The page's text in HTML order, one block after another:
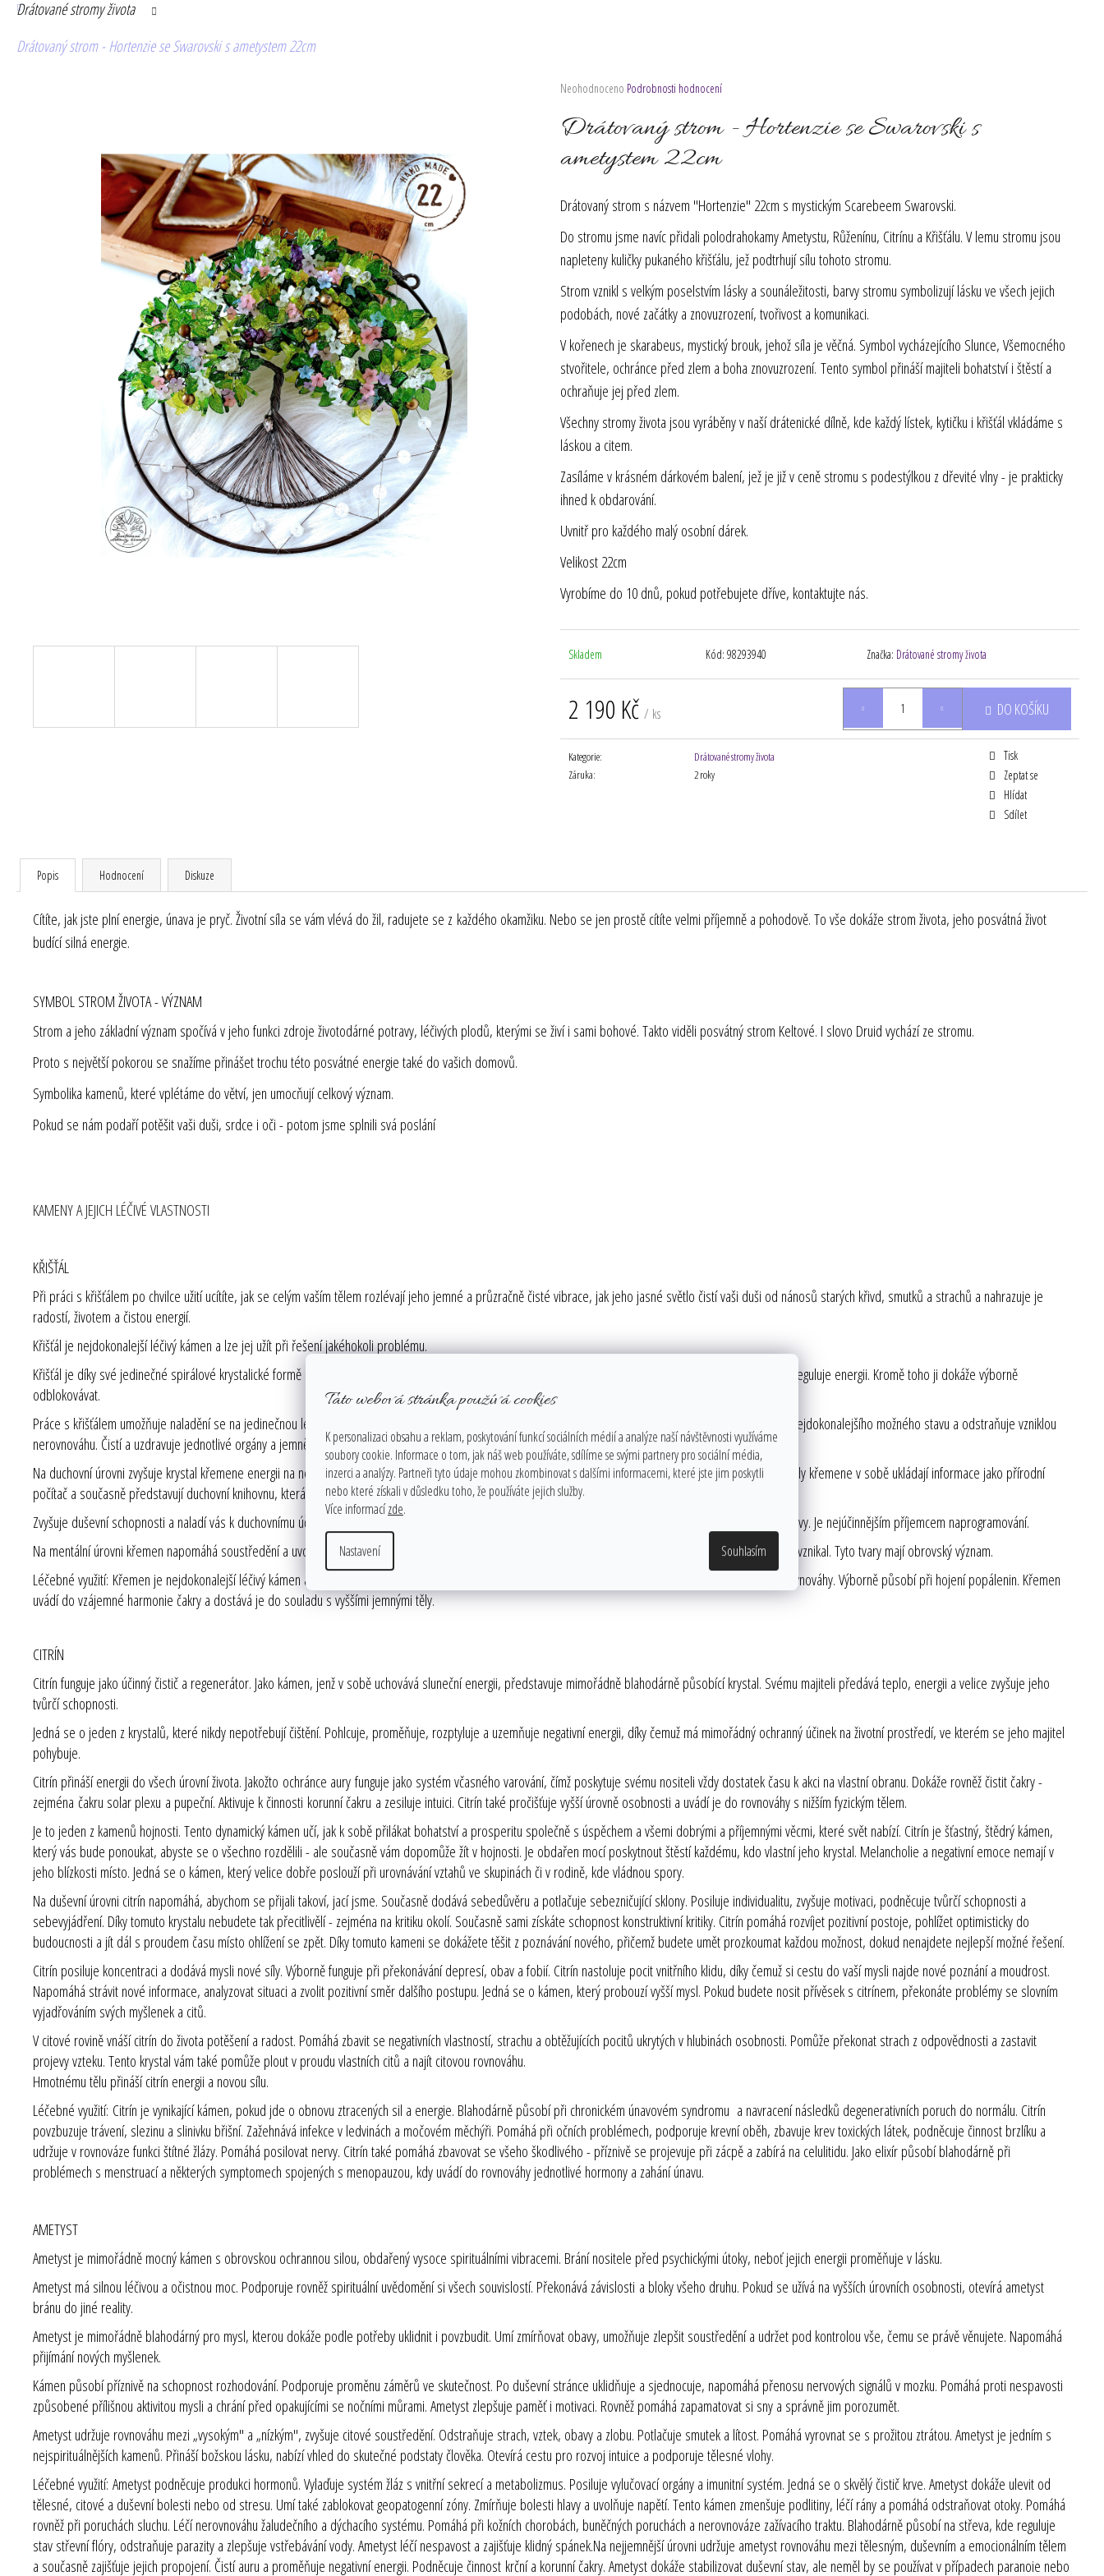
Tato webová stránka používá cookies
K personalizaci obsahu a reklam, poskytování funkcí sociálních médií a analýze naší návštěvnosti využíváme
soubory cookie. Informace o tom, jak náš web používáte, sdílíme se svými partnery pro sociální média,
inzerci a analýzy. Partneři tyto údaje mohou zkombinovat s dalšími informacemi, které jste jim poskytli
nebo které získali v důsledku toho, že používáte jejich služby.
Více informacízde.
Nastavení Souhlasím
Drátované stromy života
Drátovaný strom - Hortenzie se Swarovski s ametystem 22cm
Průměrné
produktu
je
z
hvězdiček.
Neohodnoceno Podrobnosti hodnocení
Drátovaný strom - Hortenzie se Swarovski s
ametystem 22cm
Drátovaný strom s názvem "Hortenzie" 22cm s mystickým Scarebeem Swarovski.
Do stromu jsme navíc přidali polodrahokamy Ametystu, Růženínu, Citrínu a Křišťálu. V lemu stromu jsou
napleteny kuličky pukaného křišťálu, jež podtrhují sílu tohoto stromu.
Strom vznikl s velkým poselstvím lásky a sounáležitosti, barvy stromu symbolizují lásku ve všech jejich
podobách, nové začátky a znovuzrození, tvořivost a komunikaci.
V kořenech je skarabeus, mystický brouk, jehož síla je věčná. Symbol vycházejícího Slunce, Všemocného
stvořitele, ochránce před zlem a boha znovuzrození. Tento symbol přináší majiteli bohatství i štěstí a
ochraňuje jej před zlem.
Všechny stromy života jsou vyráběny v naší drátenické dílně, kde každý lístek, kytičku i křišťál vkládáme s
láskou a citem.
Zasíláme v krásném dárkovém balení, jež je již v ceně stromu s podestýlkou z dřevité vlny - je prakticky
ihned k obdarování.
Uvnitř pro každého malý osobní dárek.
Velikost 22cm
Vyrobíme do 10 dnů, pokud potřebujete dříve, kontaktujte nás.
Skladem Kód: 98293940 Značka: Drátované stromy života
2 190 Kč / ks
cena:
DO KOŠÍKU
Kategorie:
Drátované stromy života
Záruka: 2 roky
Tisk
Zeptat se
Hlídat
Sdílet
Popis Hodnocení Diskuze
Cítíte, jak jste plní energie, únava je pryč. Životní síla se vám vlévá do žil, radujete se z každého okamžiku. Nebo se jen prostě cítíte velmi příjemně a pohodově. To vše dokáže strom života, jeho posvátná život
budící silná energie.
SYMBOL STROM ŽIVOTA - VÝZNAM
Strom a jeho základní význam spočívá v jeho funkci zdroje životodárné potravy, léčivých plodů, kterými se živí i sami bohové. Takto viděli posvátný strom Keltové. I slovo Druid vychází ze stromu.
Proto s největší pokorou se snažíme přinášet trochu této posvátné energie také do vašich domovů.
Symbolika kamenů, které vplétáme do větví, jen umocňují celkový význam.
Pokud se nám podaří potěšit vaši duši, srdce i oči - potom jsme splnili svá poslání
KAMENY A JEJICH LÉČIVÉ VLASTNOSTI
KŘIŠŤÁL
Při práci s křišťálem po chvilce užití ucítíte, jak se celým vaším tělem rozlévají jeho jemné a průzračně čisté vibrace, jak jeho jasné světlo čistí vaši duši od nánosů starých křivd, smutků a strachů a nahrazuje je
radostí, životem a čistou energií.
Křišťál je nejdokonalejší léčivý kámen a lze jej užít při řešení jakéhokoli problému.
Křišťál je díky své jedinečné spirálové krystalické formě nejúčinnější léčivý krystal a nejsilnější zesilovač energie na této planetě. Pohlcuje, ukládá, uvolňuje a reguluje energii. Kromě toho ji dokáže výborně
odblokovávat.
Práce s křišťálem umožňuje naladění se na jedinečnou léčivou energii, kterou potřebujeme k uzdravení nebo ke splnění duchovního úkolu. Uvádí energii do nejdokonalejšího možného stavu a odstraňuje vzniklou
nerovnováhu. Čistí a uzdravuje jednotlivé orgány a jemnější vyšší těla. Současně vede k hlubokému pročištění duše a spojení duševní dimenze s myslí.
Na duchovní úrovni zvyšuje krystal křemene energii na nejvyšší možnou míru. Vyskytuje se v mnoha barvách. Čirý křemen funguje na všech rovinách bytí. Krystaly křemene v sobě ukládají informace jako přírodní
počítač a současně představují duchovní knihovnu, která čeká, až do ní někdo vstoupí.
Zvyšuje duševní schopnosti a naladí vás k duchovnímu účelu, pro nějž jste vybráni. Pokud se použije při meditaci, dokáže křemen odfiltrovat všechny rušivé vlivy. Je nejúčinnějším příjemcem naprogramování.
Na mentální úrovni křemen napomáhá soustředění a uvolňuje dosud uzamčenou paměť. Krystal křemene mívá různě tvarované plochy podle toho, jak rychle vznikal. Tyto tvary mají obrovský význam.
Léčebné využití: Křemen je nejdokonalejší léčivý kámen a lze jej užít při řešení jakéhokoli problému. Podněcuje činnost imunitního systému a uvádí tělo do rovnováhy. Výborně působí při hojení popálenin. Křemen
uvádí do vzájemné harmonie čakry a dostává je do souladu s vyššími jemnými těly.
CITRÍN
Citrín funguje jako účinný čistič a regenerátor. Jako kámen, jenž v sobě uchovává sluneční energii, představuje mimořádně blahodárně působící krystal. Svému majiteli předává teplo, energii a velice zvyšuje jeho
tvůrčí schopnosti.
Jedná se o jeden z krystalů, které nikdy nepotřebují čištění. Pohlcuje, proměňuje, rozptyluje a uzemňuje negativní energii, díky čemuž má mimořádný ochranný účinek na životní prostředí, ve kterém se jeho majitel
pohybuje.
Citrín přináší energii do všech úrovní života. Jakožto ochránce aury funguje jako systém včasného varování, čímž poskytuje svému nositeli vždy dostatek času k akci na vlastní obranu. Dokáže rovněž čistit čakry -
zejména čakru solar plexu a pupeční. Aktivuje k činnosti korunní čakru a zesiluje intuici. Citrín také pročišťuje vyšší úrovně osobnosti a uvádí je do rovnováhy s nižším fyzickým tělem.
Je to jeden z kamenů hojnosti. Tento dynamický kámen učí, jak k sobě přilákat bohatství a prosperitu společně s úspěchem a všemi dobrými a příjemnými věcmi, které svět nabízí. Citrín je šťastný, štědrý kámen,
který vás bude ponoukat, abyste se o všechno rozdělili - ale současně vám dopomůže žít v hojnosti. Je obdařen mocí poskytnout štěstí každému, kdo vlastní jeho krystal. Melancholie a negativní emoce nemají v
jeho blízkosti místo. Jedná se o kámen, který velice dobře poslouží při urovnávání vztahů ve skupinách či v rodině, kde vládnou spory.
Na duševní úrovni citrín napomáhá, abychom se přijali takoví, jací jsme. Současně dodává sebedůvěru a potlačuje sebezničující sklony. Posiluje individualitu, zvyšuje motivaci, podněcuje tvůrčí schopnosti a
sebevyjádření. Díky tomuto krystalu nebudete tak přecitlivělí - zejména na kritiku okolí. Současně sami získáte schopnost konstruktivní kritiky. Citrín pomáhá rozvíjet pozitivní postoje, pohlížet optimisticky do
budoucnosti a jít dál s proudem času místo ohlížení se zpět. Díky tomuto kameni se dokážete těšit z poznávání nového, přičemž budete umět prozkoumat každou možnost, dokud nenajdete nejlepší možné řešení.
Citrín posiluje koncentraci a dodává mysli nové síly. Výborně funguje při překonávání depresí, obav a fobií. Citrín nastoluje pocit vnitřního klidu, díky čemuž si cestu do vaší mysli najde nové poznání a moudrost.
Napomáhá strávit nové informace, analyzovat situaci a zvolit pozitivní směr dalšího postupu. Jedná se o kámen, který probouzí vyšší mysl. Pokud budete nosit přívěsek s citrínem, překonáte problémy se slovním
vyjadřováním svých myšlenek a citů.
V citové rovině vnáší citrín do života potěšení a radost. Pomáhá zbavit se negativních vlastností, strachu a obtěžujících pocitů ukrytých v hlubinách osobnosti. Pomůže překonat strach z odpovědnosti a zastavit
projevy vzteku. Tento krystal vám také pomůže plout v proudu vlastních citů a najít citovou rovnováhu.
Hmotnému tělu přináší citrín energii a novou sílu.
Léčebné využití: Citrín je vynikající kámen, pokud jde o obnovu ztracených sil a energie. Blahodárně působí při chronickém únavovém syndromu a navracení následků degenerativních poruch do normálu. Citrín
povzbuzuje trávení, slezinu a slinivku břišní. Zažehnává infekce v ledvinách a močovém měchýři. Pomáhá při očních problémech, podporuje krevní oběh, zbavuje krev toxických látek, podněcuje činnost brzlíku a
udržuje v rovnováze funkci štítné žlázy. Pomáhá posilovat nervy. Citrín také pomáhá zbavovat se všeho škodlivého - příznivě se projevuje při zácpě a zabírá na celulitidu. Jako elixír působí blahodárně při
problémech s menstruací a některých symptomech spojených s menopauzou, kdy uvádí do rovnováhy jednotlivé hormony a zahání únavu.
AMETYST
Ametyst je mimořádně mocný kámen s obrovskou ochrannou silou, obdařený vysoce spirituálními vibracemi. Brání nositele před psychickými útoky, neboť jejich energii proměňuje v lásku.
Ametyst má silnou léčivou a očistnou moc. Podporuje rovněž spirituální uvědomění si všech souvislostí. Překonává závislosti a bloky všeho druhu. Pokud se užívá na vyšších úrovních osobnosti, otevírá ametyst
bránu do jiné reality.
Ametyst je mimořádně blahodárný pro mysl, kterou dokáže podle potřeby uklidnit i povzbudit. Umí zmírňovat obavy, umožňuje zlepšit soustředění a udržet pod kontrolou vše, čemu se právě věnujete. Napomáhá
přijímání nových myšlenek.
Kámen působí příznivě na schopnost rozhodování. Podporuje proměnu záměrů ve skutečnost. Po duševní stránce uklidňuje a sjednocuje, napomáhá přenosu nervových signálů v mozku. Pomáhá proti nespavosti
způsobené přílišnou aktivitou mysli a chrání před opakujícími se nočními můrami. Ametyst zlepšuje paměť i motivaci. Rovněž pomáhá zapamatovat si sny a správně jim porozumět.
Ametyst udržuje rovnováhu mezi „vysokým" a „nízkým", zvyšuje citové soustředění. Odstraňuje strach, vztek, obavy a zlobu. Potlačuje smutek a lítost. Pomáhá vyrovnat se s prožitou ztrátou. Ametyst je jedním s
nejspirituálnějších kamenů. Přináší božskou lásku, nabízí vhled do skutečné podstaty člověka. Otevírá cestu pro rozvoj intuice a podporuje tělesné vlohy.
Léčebné využití: Ametyst podněcuje produkci hormonů. Vylaďuje systém žláz s vnitřní sekrecí a metabolizmus. Posiluje vylučovací orgány a imunitní systém. Jedná se o skvělý čistič krve. Ametyst dokáže ulevit od
tělesné, citové a duševní bolesti nebo od stresu. Umí také zablokovat geopatogenní zóny. Zmírňuje bolesti hlavy a uvolňuje napětí. Tento kámen zmenšuje podlitiny, léčí rány a pomáhá odstraňovat otoky. Pomáhá
rovněž při poruchách sluchu. Léčí nerovnováhu žaludečního a dýchacího systému. Pomáhá při kožních chorobách, buněčných poruchách a nerovnováze zažívacího traktu. Blahodárně působí na střeva, kde reguluje
stav střevní flóry, odstraňuje parazity a zlepšuje vstřebávání vody. Ametyst léčí nespavost a zajišťuje klidný spánek.Na nejjemnější úrovni udržuje ametyst rovnováhu mezi tělesným, duševním a emocionálním tělem
a současně zajišťuje jejich propojení. Čistí auru a proměňuje negativní energii. Podněcuje činnost krční a korunní čakry. Ametyst dokáže stabilizovat duševní stav, ale neměl by se používat v případech paranoie nebo